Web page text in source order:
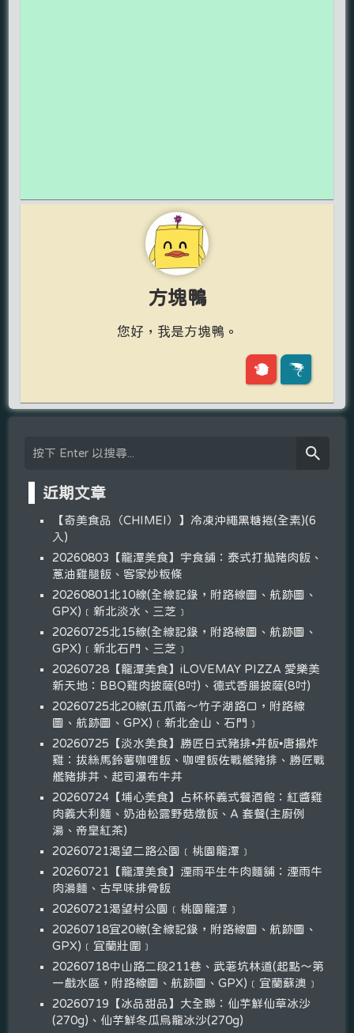
方塊鴨
您好，我是方塊鴨。
近期文章
【奇美食品（CHIMEI）】冷凍沖繩黑糖捲(全素)(6
入)
20260803【龍潭美食】宇食舖：泰式打拋豬肉飯、
蔥油雞腿飯、客家炒粄條
20260801北10線(全線記錄，附路線圖、航跡圖、
GPX)﹝新北淡水、三芝﹞
20260725北15線(全線記錄，附路線圖、航跡圖、
GPX)﹝新北石門、三芝﹞
20260728【龍潭美食】iLOVEMAY PIZZA 愛樂美
新天地：BBQ雞肉披薩(8吋)、德式香腸披薩(8吋)
20260725北20線(五爪崙～竹子湖路口，附路線
圖、航跡圖、GPX)﹝新北金山、石門﹞
20260725【淡水美食】勝匠日式豬排•丼飯•唐揚炸
雞：拔絲馬鈴薯咖哩飯、咖哩飯佐戰艦豬排、勝匠戰
艦豬排丼、起司瀑布牛丼
20260724【埔心美食】占杯杯義式餐酒館：紅醬雞
肉義大利麵、奶油松露野菇燉飯、A 套餐(主廚例
湯、帝皇紅茶)
20260721渴望二路公園﹝桃園龍潭﹞
20260721【龍潭美食】湮雨平生牛肉麵舖：湮雨牛
肉湯麵、古早味排骨飯
20260721渴望村公園﹝桃園龍潭﹞
20260718宜20線(全線記錄，附路線圖、航跡圖、
GPX)﹝宜蘭壯圍﹞
20260718中山路二段211巷、武荖坑林道(起點～第
一戲水區，附路線圖、航跡圖、GPX)﹝宜蘭蘇澳﹞
20260719【冰品甜品】大全聯：仙芋鮮仙草冰沙
(270g)、仙芋鮮冬瓜烏龍冰沙(270g)